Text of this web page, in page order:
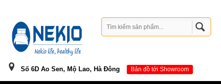
Số 6D Ao Sen, Mộ Lao, Hà Đông Bản đồ tới Showroom